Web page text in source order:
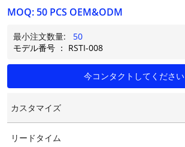
MOQ: 50 PCS OEM&ODM
最小注文数量:
50
モデル番号 ： RSTI-008
今コンタクトしてください
カスタマイズ
カスタマイズされたパッケージング
リードタイム